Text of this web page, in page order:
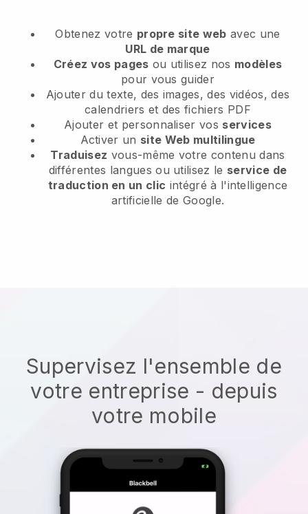
Obtenez votre propre site web avec une
URL de marque
Créez vos pages ou utilisez nos modèles
pour vous guider
Ajouter du texte, des images, des vidéos, des
calendriers et des fichiers PDF
Ajouter et personnaliser vos services
Activer un site Web multilingue
Traduisez vous-même votre contenu dans
différentes langues ou utilisez le service de
traduction en un clic intégré à l'intelligence
artificielle de Google.
Supervisez l'ensemble de
votre entreprise - depuis
votre mobile